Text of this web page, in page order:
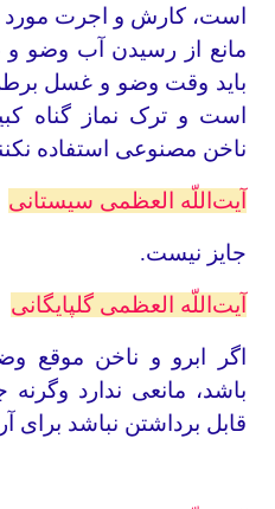
است، کارش و اجرت
مانع از رسیدن آب وضو
باید وقت وضو و غسل
است و ترک نماز گناه
ناخن مصنوعی استفاده
آیت‌اللّه العظمی سیستانی
جایز نیست.
آیت‌اللّه العظمی گلپایگانی
اگر ابرو و ناخن موقع
باشد، مانعی ندارد
قابل برداشتن نباشد برای